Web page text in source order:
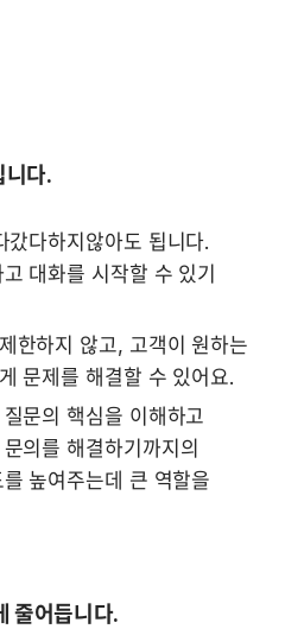
니다.
갔다하지않아도 됩니다.
대화를 시작할 수 있기
한하지 않고, 고객이 원하는
문제를 해결할 수 있어요.
문의 핵심을 이해하고
의를 해결하기까지의
높여주는데 큰 역할을
줄어듭니다.